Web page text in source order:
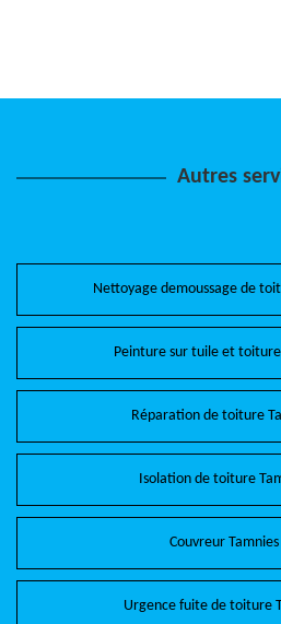
Autres
Nettoyage demoussage de
Peinture sur tuile et
Réparation de toiture
Isolation de toiture
Couvreur
Urgence fuite de toiture